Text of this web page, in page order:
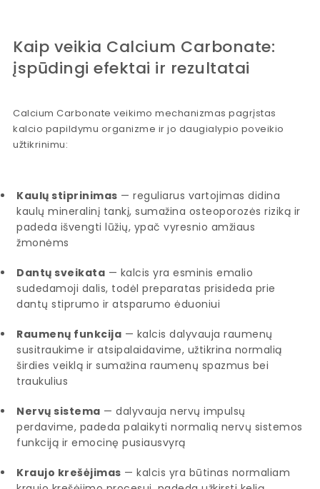
Kaip veikia Calcium Carbonate:
įspūdingi efektai ir rezultatai
Calcium Carbonate veikimo mechanizmas pagrįstas
kalcio papildymu organizme ir jo daugialypio poveikio
užtikrinimu:
Kaulų stiprinimas — reguliarus vartojimas didina
kaulų mineralinį tankį, sumažina osteoporozės riziką ir
padeda išvengti lūžių, ypač vyresnio amžiaus
žmonėms
Dantų sveikata — kalcis yra esminis emalio
sudedamoji dalis, todėl preparatas prisideda prie
dantų stiprumo ir atsparumo ėduoniui
Raumenų funkcija — kalcis dalyvauja raumenų
susitraukime ir atsipalaidavime, užtikrina normalią
širdies veiklą ir sumažina raumenų spazmus bei
traukulius
Nervų sistema — dalyvauja nervų impulsų
perdavime, padeda palaikyti normalią nervų sistemos
funkciją ir emocinę pusiausvyrą
Kraujo krešėjimas — kalcis yra būtinas normaliam